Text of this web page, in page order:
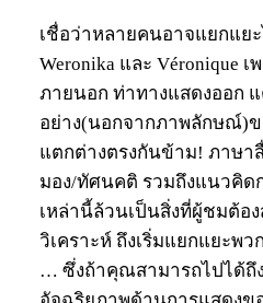
เชื่อว่าหลายคนอาจแยกแย
Weronika และ Véronique เ
ภายนอก ท่าทางแสดงออก
อย่าง(นอกจากภาพลักษณ์)
แตกต่างตรงกันข้าม! ภาษา
มอง/ทัศนคติ รวมถึงแนวคิด
เหล่านี้ล้วนเป็นสิ่งที่ผู้ชมต้อ
วิเคราะห์ ถึงเริ่มแยกแยะพ
… ซึ่งถ้าคุณสามารถไปได้ถึ